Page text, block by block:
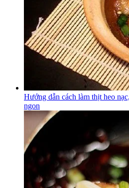
Hướng dẫn cách làm thịt heo
ngon